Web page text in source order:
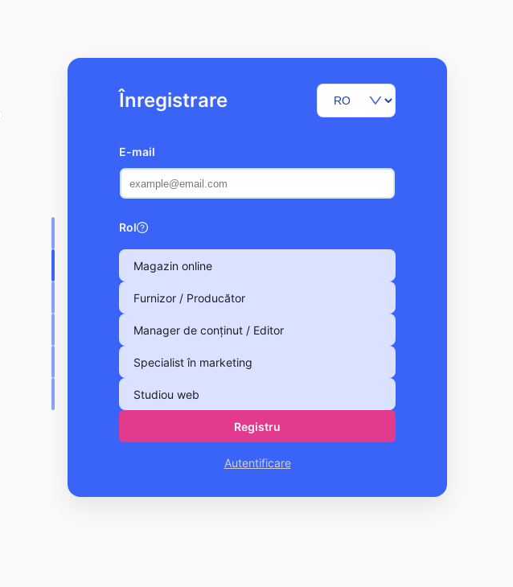
Înregistrare
E-mail
Rol
Magazin online
Furnizor / Producător
Manager de conținut / Editor
Specialist în marketing
Studiou web
Registru
Autentificare